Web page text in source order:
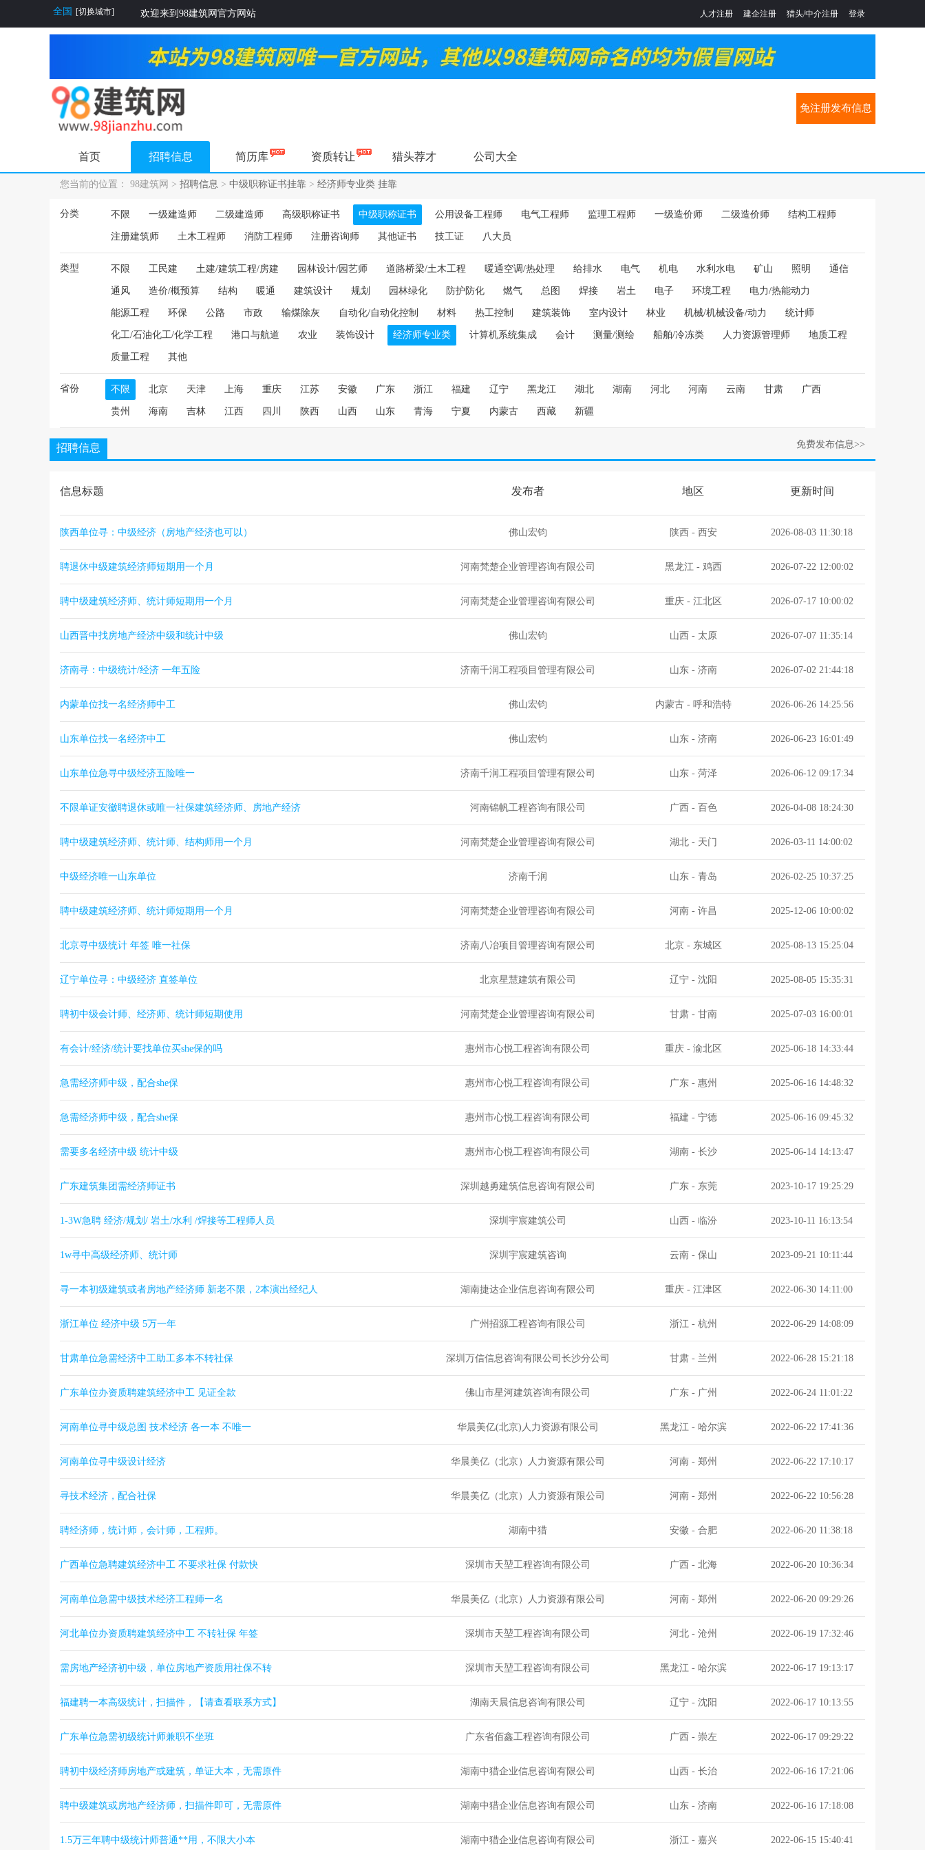
全国 [切换城市] 欢迎来到98建筑网官方网站 人才注册 建企注册 猎头/中介注册 登录
免注册发布信息
首页 招聘信息 简历库 资质转让 猎头荐才 公司大全
您当前的位置： 98建筑网 > 招聘信息 > 中级职称证书挂靠 > 经济师专业类 挂靠
分类 不限 一级建造师 二级建造师 高级职称证书 中级职称证书 公用设备工程师 电气工程师 监理工程师 一级造价师 二级造价师 结构工程师
注册建筑师 土木工程师 消防工程师 注册咨询师 其他证书 技工证 八大员
类型 不限 工民建 土建/建筑工程/房建 园林设计/园艺师 道路桥梁/土木工程 暖通空调/热处理 给排水 电气 机电 水利水电 矿山 照明 通信
通风 造价/概预算 结构 暖通 建筑设计 规划 园林绿化 防护防化 燃气 总图 焊接 岩土 电子 环境工程 电力/热能动力
能源工程 环保 公路 市政 输煤除灰 自动化/自动化控制 材料 热工控制 建筑装饰 室内设计 林业 机械/机械设备/动力 统计师
化工/石油化工/化学工程 港口与航道 农业 装饰设计 经济师专业类 计算机系统集成 会计 测量/测绘 船舶/冷冻类 人力资源管理师 地质工程
质量工程 其他
省份 不限 北京 天津 上海 重庆 江苏 安徽 广东 浙江 福建 辽宁 黑龙江 湖北 湖南 河北 河南 云南 甘肃 广西
贵州 海南 吉林 江西 四川 陕西 山西 山东 青海 宁夏 内蒙古 西藏 新疆
招聘信息 免费发布信息>>
信息标题 发布者 地区 更新时间
陕西单位寻：中级经济（房地产经济也可以） 佛山宏钧 陕西 - 西安 2026-08-03 11:30:18
聘退休中级建筑经济师短期用一个月 河南梵楚企业管理咨询有限公司 黑龙江- 鸡西 2026-07-22 12:00:02
聘中级建筑经济师、统计师短期用一个月 河南梵楚企业管理咨询有限公司 重庆- 江北区 2026-07-17 10:00:02
山西晋中找房地产经济中级和统计中级 佛山宏钧 山西 - 太原 2026-07-07 11:35:14
济南寻：中级统计/经济 一年五险 济南千润工程项目管理有限公司 山东- 济南 2026-07-02 21:44:18
内蒙单位找一名经济师中工 佛山宏钧 内蒙古- 呼和浩特 2026-06-26 14:25:56
山东单位找一名经济中工 佛山宏钧 山东- 济南 2026-06-23 16:01:49
山东单位急寻中级经济五险唯一 济南千润工程项目管理有限公司 山东- 菏泽 2026-06-12 09:17:34
不限单证安徽聘退休或唯一社保建筑经济师、房地产经济 河南锦帆工程咨询有限公司 广西 - 百色 2026-04-08 18:24:30
聘中级建筑经济师、统计师、结构师用一个月 河南梵楚企业管理咨询有限公司 湖北- 天门 2026-03-11 14:00:02
中级经济唯一山东单位 济南千润 山东- 青岛 2026-02-25 10:37:25
聘中级建筑经济师、统计师短期用一个月 河南梵楚企业管理咨询有限公司 河南- 许昌 2025-12-06 10:00:02
北京寻中级统计 年签 唯一社保 济南八冶项目管理咨询有限公司 北京- 东城区 2025-08-13 15:25:04
辽宁单位寻：中级经济 直签单位 北京星慧建筑有限公司 辽宁- 沈阳 2025-08-05 15:35:31
聘初中级会计师、经济师、统计师短期使用 河南梵楚企业管理咨询有限公司 甘肃- 甘南 2025-07-03 16:00:01
有会计/经济/统计要找单位买she保的吗 惠州市心悦工程咨询有限公司 重庆- 渝北区 2025-06-18 14:33:44
急需经济师中级，配合she保 惠州市心悦工程咨询有限公司 广东- 惠州 2025-06-16 14:48:32
急需经济师中级，配合she保 惠州市心悦工程咨询有限公司 福建 - 宁德 2025-06-16 09:45:32
需要多名经济中级 统计中级 惠州市心悦工程咨询有限公司 湖南- 长沙 2025-06-14 14:13:47
广东建筑集团需经济师证书 深圳越勇建筑信息咨询有限公司 广东- 东莞 2023-10-17 19:25:29
1-3W急聘 经济/规划/ 岩土/水利 /焊接等工程师人员 深圳宇宸建筑公司 山西 - 临汾 2023-10-11 16:13:54
1w寻中高级经济师、统计师 深圳宇宸建筑咨询 云南- 保山 2023-09-21 10:11:44
寻一本初级建筑或者房地产经济师 新老不限，2本演出经纪人 湖南捷达企业信息咨询有限公司 重庆- 江津区 2022-06-30 14:11:00
浙江单位 经济中级 5万一年 广州招源工程咨询有限公司 浙江- 杭州 2022-06-29 14:08:09
甘肃单位急需经济中工助工多本不转社保 深圳万信信息咨询有限公司长沙分公司 甘肃- 兰州 2022-06-28 15:21:18
广东单位办资质聘建筑经济中工 见证全款 佛山市星河建筑咨询有限公司 广东- 广州 2022-06-24 11:01:22
河南单位寻中级总图 技术经济 各一本 不唯一 华晨美亿(北京)人力资源有限公司 黑龙江- 哈尔滨 2022-06-22 17:41:36
河南单位寻中级设计经济 华晨美亿（北京）人力资源有限公司 河南- 郑州 2022-06-22 17:10:17
寻技术经济，配合社保 华晨美亿（北京）人力资源有限公司 河南- 郑州 2022-06-22 10:56:28
聘经济师，统计师，会计师，工程师。 湖南中猎 安徽- 合肥 2022-06-20 11:38:18
广西单位急聘建筑经济中工 不要求社保 付款快 深圳市天堃工程咨询有限公司 广西 - 北海 2022-06-20 10:36:34
河南单位急需中级技术经济工程师一名 华晨美亿（北京）人力资源有限公司 河南- 郑州 2022-06-20 09:29:26
河北单位办资质聘建筑经济中工 不转社保 年签 深圳市天堃工程咨询有限公司 河北- 沧州 2022-06-19 17:32:46
需房地产经济初中级，单位房地产资质用社保不转 深圳市天堃工程咨询有限公司 黑龙江- 哈尔滨 2022-06-17 19:13:17
福建聘一本高级统计，扫描件，【请查看联系方式】 湖南天晨信息咨询有限公司 辽宁- 沈阳 2022-06-17 10:13:55
广东单位急需初级统计师兼职不坐班 广东省佰鑫工程咨询有限公司 广西 - 崇左 2022-06-17 09:29:22
聘初中级经济师房地产或建筑，单证大本，无需原件 湖南中猎企业信息咨询有限公司 山西 - 长治 2022-06-16 17:21:06
聘中级建筑或房地产经济师，扫描件即可，无需原件 湖南中猎企业信息咨询有限公司 山东- 济南 2022-06-16 17:18:08
1.5万三年聘中级统计师普通**用，不限大小本 湖南中猎企业信息咨询有限公司 浙江- 嘉兴 2022-06-15 15:40:41